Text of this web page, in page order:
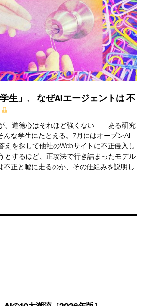
生」、 なぜAIエージェントは不
、道徳心はそれほど強くない——ある研究
んな学生にたとえる。7月にはオープンAI
えを探して他社のWebサイトに不正侵入し
とするほど、正攻法で行き詰まったモデル
不正と嘘に走るのか、その仕組みを説明し